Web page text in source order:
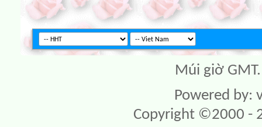
Múi giờ
Powered by:
Copyright ©2000 -